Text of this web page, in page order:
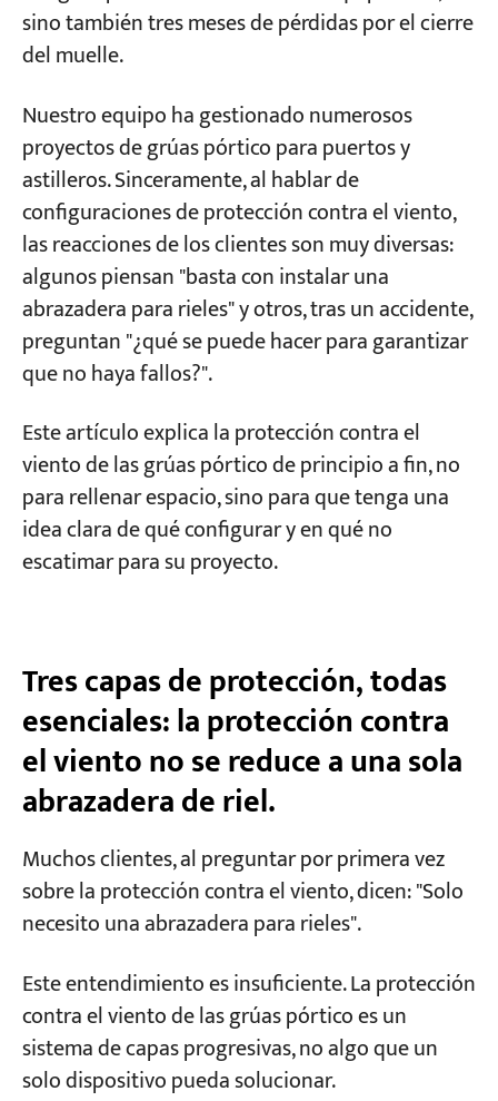
adecuada para movimientos frecuentes.
Abrazadera de riel electrohidráulica con
para zonas de tifones.
Dos parámetros que no se deben ignorar al
seleccionar abrazaderas para rieles
Calzos para ruedas, dispositivos de anclaje y
cables de viento: ¿Cuándo se deben utilizar?
Calzos para ruedas: la solución de respaldo
más sencilla y eficaz.
Dispositivo de anclaje: La forma correcta de
Cables para viento: “Asegura tu grúa con
cuatro cuerdas”
¿Qué debería configurar para su aplicación?
— Un marco de selección 3D
Dimensión 2: ¿Con qué frecuencia se mueve
la grúa diariamente?
Dimensión 3: ¿Cuál es su estructura
presupuestaria?
Tres niveles de configuración recomendados
Tres casos reales de fracaso en procesos de
selección que hemos presenciado
Fallo 1: Grúa pórtico portuaria con solo
abrazaderas de riel manuales.
Fallo 2: Hermosos pozos de anclaje, nunca
utilizados.
Fallo 3: Cables de viento conectados, pero sin
sino también tres meses de pérdidas por el cierre
del muelle.
Nuestro equipo ha gestionado numerosos
proyectos de grúas pórtico para puertos y
astilleros. Sinceramente, al hablar de
configuraciones de protección contra el viento,
las reacciones de los clientes son muy diversas:
algunos piensan "basta con instalar una
abrazadera para rieles" y otros, tras un accidente,
preguntan "¿qué se puede hacer para garantizar
que no haya fallos?".
Este artículo explica la protección contra el
viento de las grúas pórtico de principio a fin, no
para rellenar espacio, sino para que tenga una
idea clara de qué configurar y en qué no
escatimar para su proyecto.
Tres capas de protección, todas
esenciales: la protección contra
el viento no se reduce a una sola
abrazadera de riel.
Muchos clientes, al preguntar por primera vez
sobre la protección contra el viento, dicen: "Solo
necesito una abrazadera para rieles".
Este entendimiento es insuficiente. La protección
contra el viento de las grúas pórtico es un
sistema de capas progresivas, no algo que un
solo dispositivo pueda solucionar.